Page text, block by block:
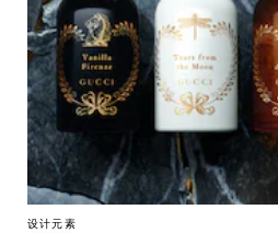
设计元素